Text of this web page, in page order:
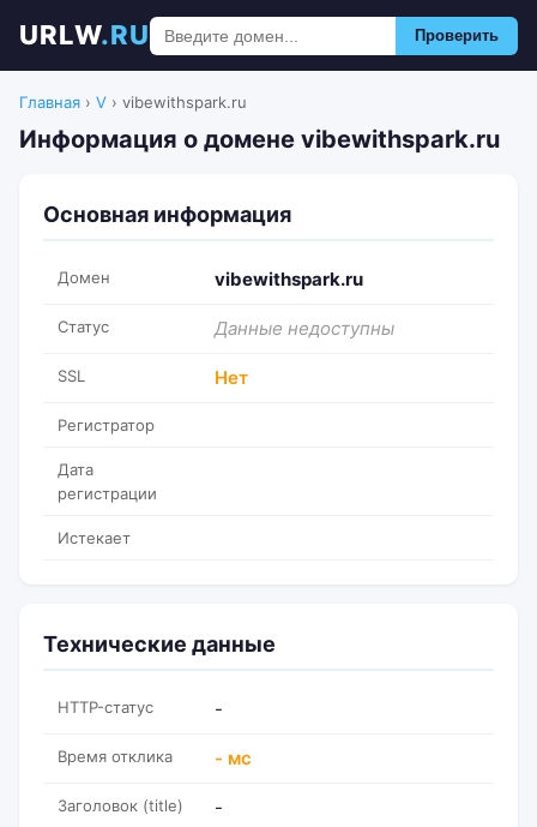
URLW.RU Проверить
Главная › V › vibewithspark.ru
Информация о домене vibewithspark.ru
Основная информация
Домен vibewithspark.ru
Статус Данные недоступны
SSL Нет
Регистратор
Дата
регистрации
Истекает
Технические данные
HTTP-статус -
Время отклика - мс
Заголовок (title) -